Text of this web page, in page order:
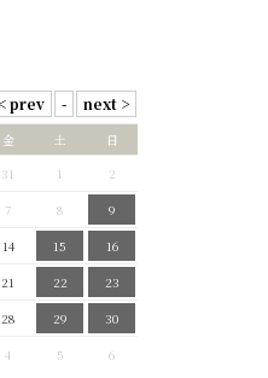
金 土
日
31 1
2
7 8
9
14 15
16
21 22
23
28 29
30
4 5 6